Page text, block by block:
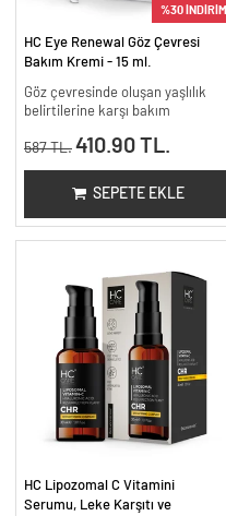
%30 İNDİRİM
HC Eye Renewal Göz Çevresi
Bakım Kremi - 15 ml.
Göz çevresinde oluşan yaşlılık
belirtilerine karşı bakım
587 TL. 410.90 TL.
SEPETE EKLE
HC Lipozomal C Vitamini
Serumu, Leke Karşıtı ve